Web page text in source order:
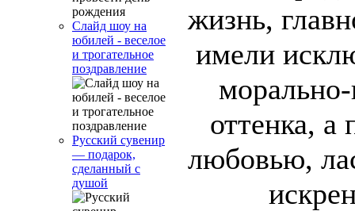
Слайд шоу на
юбилей - веселое
и трогательное
поздравление
Русский сувенир
— подарок,
сделанный с
душой
жизнь,
имели
морально-
оттенка, а
любовью,